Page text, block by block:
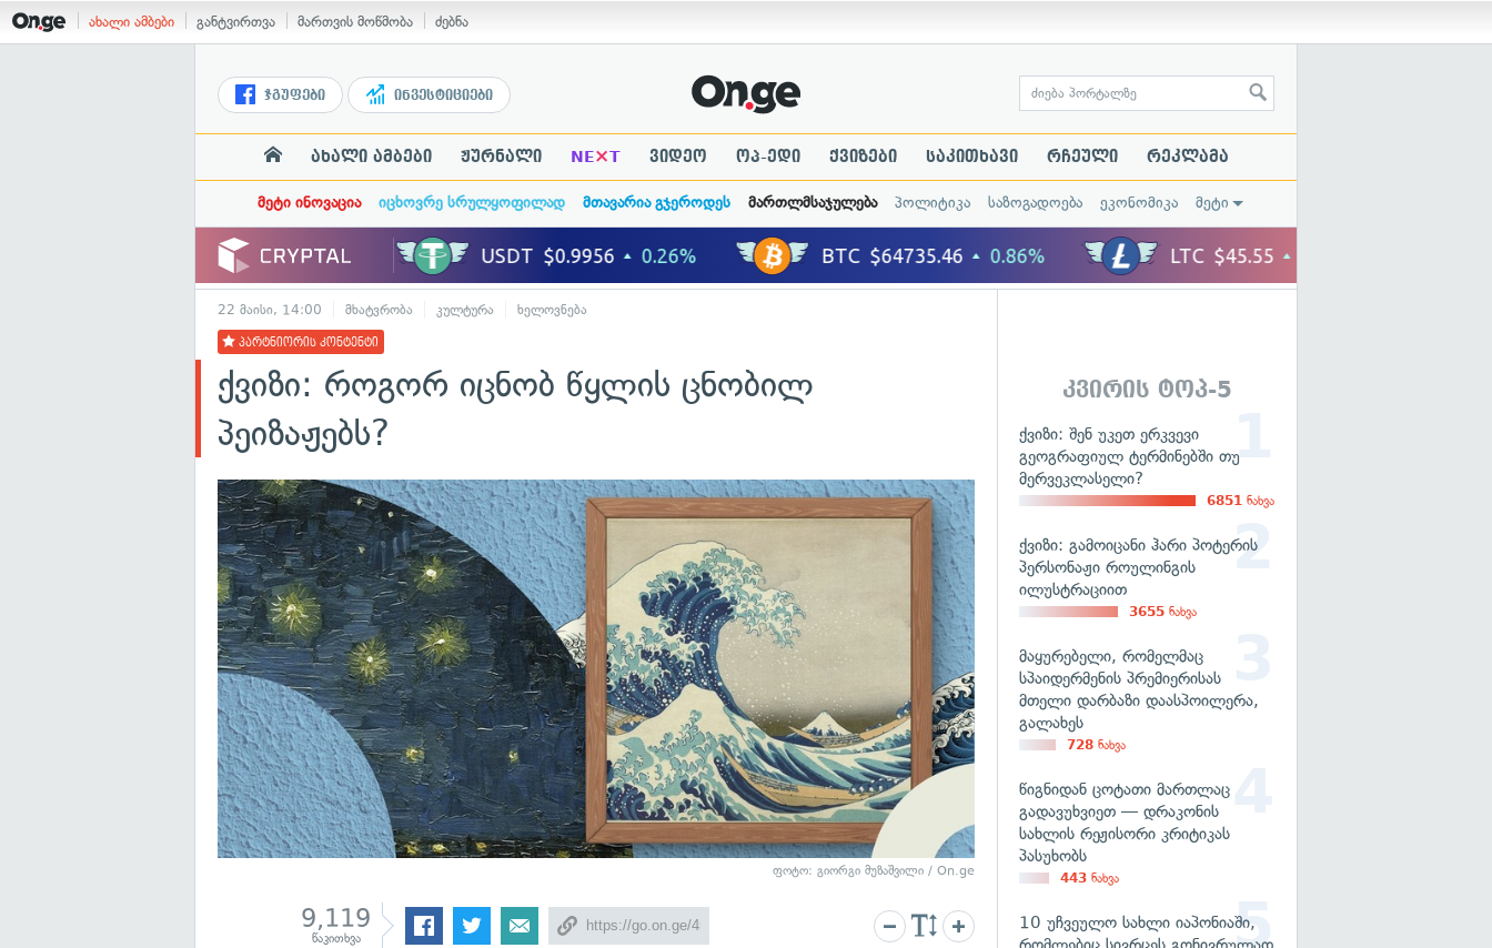
ახალი ამბები განტვირთვა მართვის მოწმობა ძებნა
ჯგუფები ინვესტიციები
ახალი ამბები ჟურნალი NE×T ვიდეო ოპ-ედი ქვიზები საკითხავი რჩეული რეკლამა
მეტი ინოვაცია იცხოვრე სრულყოფილად მთავარია გჯეროდეს მართლმსაჯულება პოლიტიკა საზოგადოება ეკონომიკა მეტი
22 მაისი, 14:00 მხატვრობა კულტურა ხელოვნება
პარტნიორის კონტენტი
ქვიზი: როგორ იცნობ წყლის ცნობილ
პეიზაჟებს?
ფოტო: გიორგი მუზაშვილი / On.ge
9,119
წაკითხვა
კვირის ტოპ-5
ქვიზი: შენ უკეთ ერკვევი
გეოგრაფიულ ტერმინებში თუ
მერვეკლასელი?
6851 ნახვა
ქვიზი: გამოიცანი ჰარი პოტერის
პერსონაჟი როულინგის
ილუსტრაციით
3655 ნახვა
მაყურებელი, რომელმაც
სპაიდერმენის პრემიერისას
მთელი დარბაზი დაასპოილერა,
გალახეს
728 ნახვა
წიგნიდან ცოტათი მართლაც
გადავუხვიეთ — დრაკონის
სახლის რეჟისორი კრიტიკას
პასუხობს
443 ნახვა
10 უჩვეულო სახლი იაპონიაში,